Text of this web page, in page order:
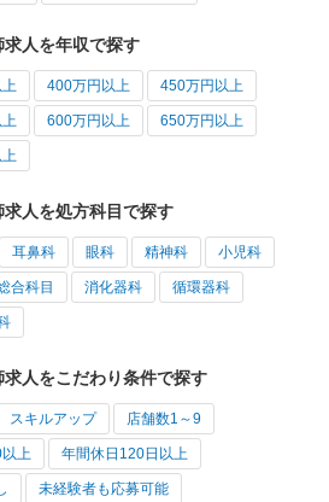
人を年収で探す
400万円以上 450万円以上
600万円以上 650万円以上
人を処方科目で探す
耳鼻科 眼科 精神科 小児科
合科目 消化器科 循環器科
人をこだわり条件で探す
スキルアップ 店舗数1～9
上 年間休日120日以上
未経験者も応募可能